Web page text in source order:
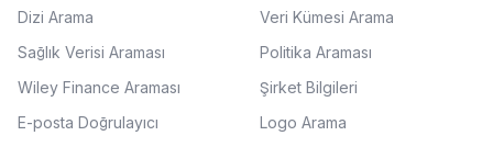
Dizi Arama
Veri Kümesi Arama
Sağlık Verisi Araması
Politika Araması
Wiley Finance Araması
Şirket Bilgileri
E-posta Doğrulayıcı
Logo Arama